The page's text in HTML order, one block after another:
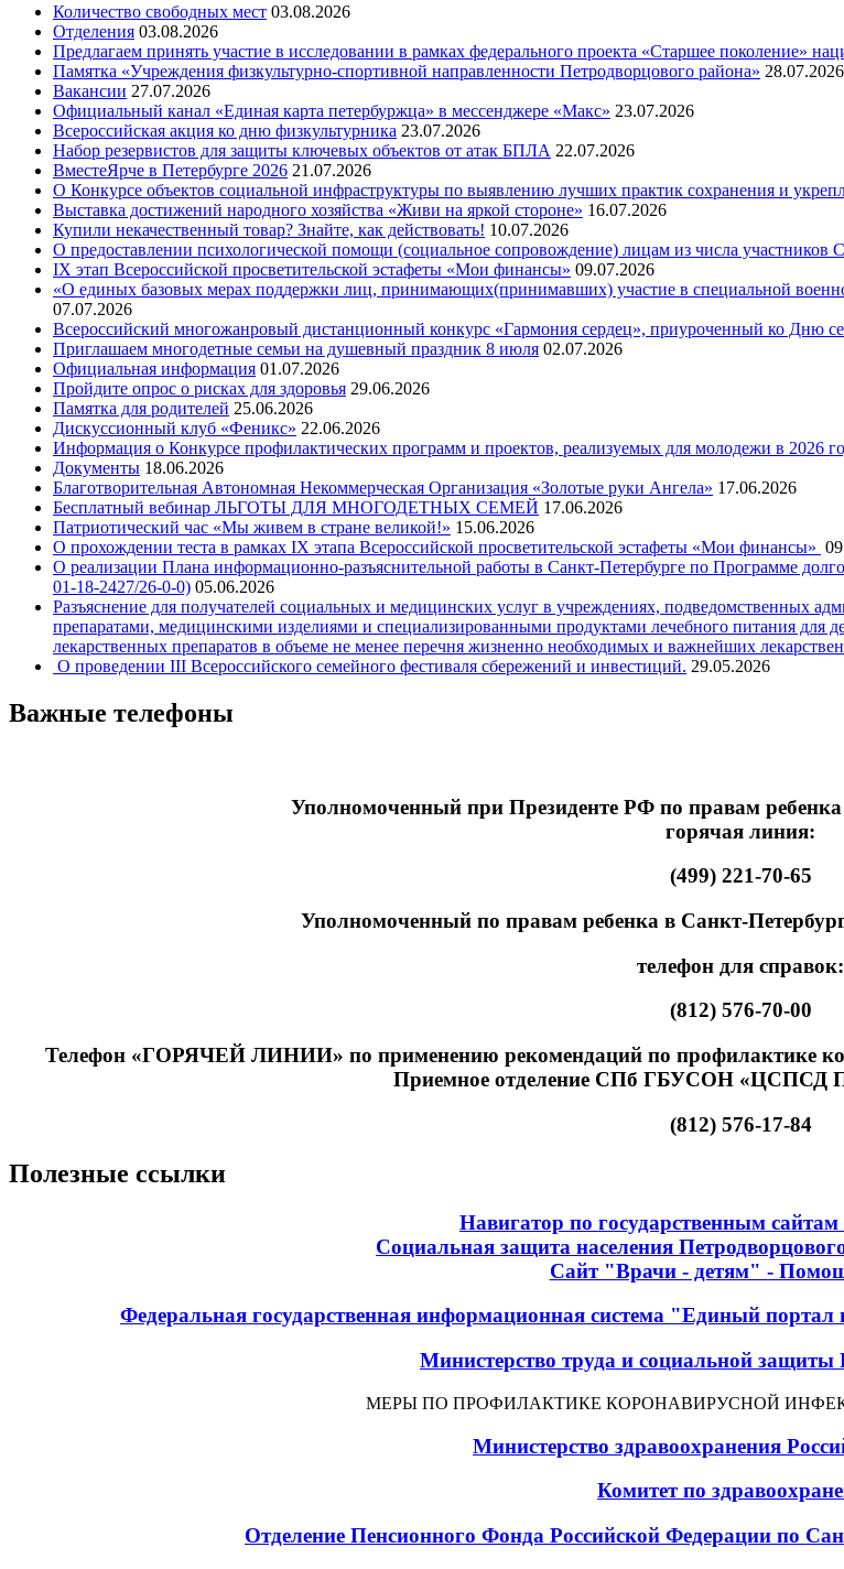
Количество свободных мест 03.08.2026
Отделения 03.08.2026
Предлагаем принять участие в исследовании в рамках федерального проекта «Старшее поколение»
Памятка «Учреждения физкультурно-спортивной направленности Петродворцового района» 28.07.2026
Вакансии 27.07.2026
Официальный канал «Единая карта петербуржца» в мессенджере «Макс» 23.07.2026
Всероссийская акция ко дню физкультурника 23.07.2026
Набор резервистов для защиты ключевых объектов от атак БПЛА 22.07.2026
ВместеЯрче в Петербурге 2026 21.07.2026
О Конкурсе объектов социальной инфраструктуры по выявлению лучших практик сохранения и
Выставка достижений народного хозяйства «Живи на яркой стороне» 16.07.2026
Купили некачественный товар? Знайте, как действовать! 10.07.2026
О предоставлении психологической помощи (социальное сопровождение) лицам из числа
IX этап Всероссийской просветительской эстафеты «Мои финансы» 09.07.2026
«О единых базовых мерах поддержки лиц, принимающих(принимавших) участие в специальной
07.07.2026
Всероссийский многожанровый дистанционный конкурс «Гармония сердец», приуроченный ко Дню
Приглашаем многодетные семьи на душевный праздник 8 июля 02.07.2026
Официальная информация 01.07.2026
Пройдите опрос о рисках для здоровья 29.06.2026
Памятка для родителей 25.06.2026
Дискуссионный клуб «Феникс» 22.06.2026
Информация о Конкурсе профилактических программ и проектов, реализуемых для молодежи в 2026
Документы 18.06.2026
Благотворительная Автономная Некоммерческая Организация «Золотые руки Ангела» 17.06.2026
Бесплатный вебинар ЛЬГОТЫ ДЛЯ МНОГОДЕТНЫХ СЕМЕЙ 17.06.2026
Патриотический час «Мы живем в стране великой!» 15.06.2026
О прохождении теста в рамках IX этапа Всероссийской просветительской эстафеты «Мои финансы»
О реализации Плана информационно-разъяснительной работы в Санкт-Петербурге по Программе
01-18-2427/26-0-0) 05.06.2026
Разъяснение для получателей социальных и медицинских услуг в учреждениях, подведомственных
препаратами, медицинскими изделиями и специализированными продуктами лечебного питания для
лекарственных препаратов в объеме не менее перечня жизненно необходимых и важнейших
О проведении III Всероссийского семейного фестиваля сбережений и инвестиций. 29.05.2026
Важные телефоны
Уполномоченный при Президенте РФ по правам
горячая линия:
(499) 221-70-65
Уполномоченный по правам ребенка в Санкт-
телефон для справок:
(812) 576-70-00
Телефон «ГОРЯЧЕЙ ЛИНИИ» по применению рекомендаций по профилактике
Приемное отделение СПб ГБУСОН «ЦСПСД
(812) 576-17-84
Полезные ссылки
Навигатор по государственным
Социальная защита населения
Сайт "Врачи - детям" -
Федеральная государственная информационная система "Единый
Министерство труда и социальной защиты
МЕРЫ ПО ПРОФИЛАКТИКЕ КОРОНАВИРУСНОЙ
Министерство здравоохранения
Комитет по
Отделение Пенсионного Фонда Российской Федерации по